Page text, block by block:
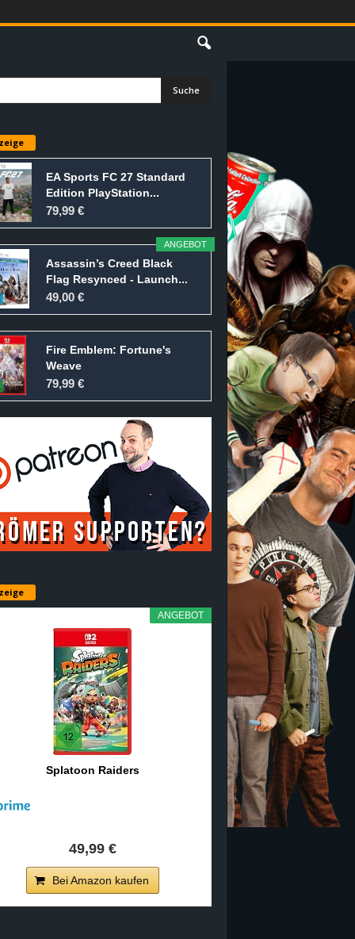
EA Sports FC 27 Standard
Edition PlayStation...
79,99 €
ANGEBOT
Assassin’s Creed Black
Flag Resynced - Launch...
49,00 €
Fire Emblem: Fortune's
Weave
79,99 €
ANGEBOT
Splatoon Raiders
49,99 €
Bei Amazon kaufen